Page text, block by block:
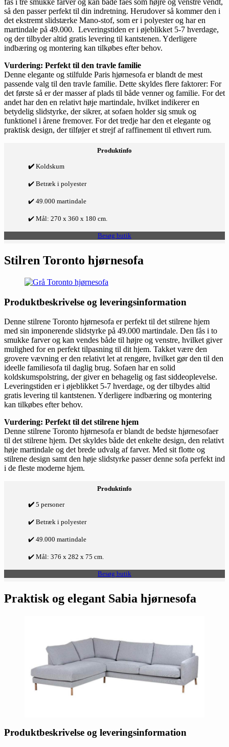
fås i tre smukke farver og kan både fåes som højre og venstre vendt,
så den passer perfekt til din indretning. Herudover så kommer den i
det ekstremt slidstærke Mano-stof, som er i polyester og har en
martindale på 49.000. Leveringstiden er i øjeblikket 5-7 hverdage,
og der tilbyder altid gratis levering til kantstenen. Yderligere
indbæring og montering kan tilkøbes efter behov.
Vurdering: Perfekt til den travle familie
Denne elegante og stilfulde Paris hjørnesofa er blandt de mest
passende valg til den travle familie. Dette skyldes flere faktorer: For
det første så er der masser af plads til både venner og familie. For det
andet har den en relativt høje martindale, hvilket indikerer en
betydelig slidstyrke, der sikrer, at sofaen holder sig smuk og
funktionel i årene fremover. For det tredje har den et elegante og
praktisk design, der tilføjer et strejf af raffinement til ethvert rum.
Produktinfo
✔️ Koldskum
✔️ Betræk i polyester
✔️ 49.000 martindale
✔️ Mål: 270 x 360 x 180 cm.
Besøg butik
Stilren Toronto hjørnesofa
Produktbeskrivelse og leveringsinformation
Denne stilrene Toronto hjørnesofa er perfekt til det stilrene hjem
med sin imponerende slidstyrke på 49.000 martindale. Den fås i to
smukke farver og kan vendes både til højre og venstre, hvilket giver
mulighed for en perfekt tilpasning til dit hjem. Takket være den
grovere vævning er den relativt let at rengøre, hvilket gør den til den
ideelle familiesofa til daglig brug. Sofaen har en solid
koldskumspolstring, der giver en behagelig og fast siddeoplevelse.
Leveringstiden er i øjeblikket 5-7 hverdage, og der tilbydes altid
gratis levering til kantstenen. Yderligere indbæring og montering
kan tilkøbes efter behov.
Vurdering: Perfekt til det stilrene hjem
Denne stilrene Toronto hjørnesofa er blandt de bedste hjørnesofaer
til det stilrene hjem. Det skyldes både det enkelte design, den relativt
høje martindale og det brede udvalg af farver. Med sit flotte og
stilrene design samt den høje slidstyrke passer denne sofa perfekt ind
i de fleste moderne hjem.
Produktinfo
✔️ 5 personer
✔️ Betræk i polyester
✔️ 49.000 martindale
✔️ Mål: 376 x 282 x 75 cm.
Besøg butik
Praktisk og elegant Sabia hjørnesofa
Produktbeskrivelse og leveringsinformation